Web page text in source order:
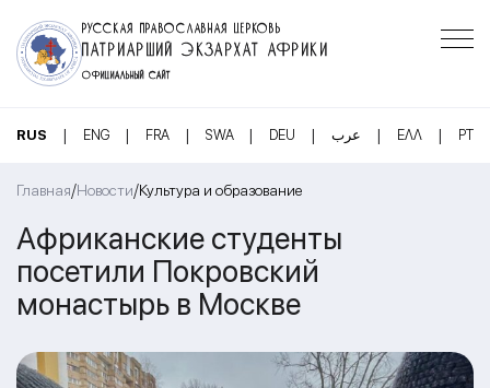
РУССКАЯ ПРАВОСЛАВНАЯ ЦЕРКОВЬ
ПАТРИАРШИЙ ЭКЗАРХАТ АФРИКИ
ОФИЦИАЛЬНЫЙ САЙТ
RUS | ENG | FRA | SWA | DEU | عرب | ΕΛΛ | PT
Главная/Новости/Культура и образование
Африканские студенты
посетили Покровский
монастырь в Москве